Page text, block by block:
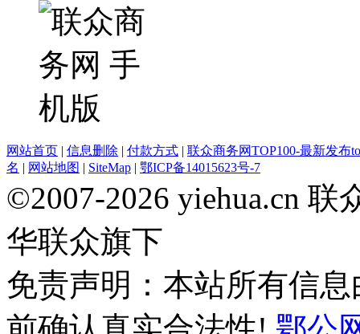
网站首页 | 信息删除 | 付款方式 | 联众商务网TOP100-最新发布
名 | 网站地图 | SiteMap | 鄂ICP备14015623号-7
©2007-2026 yiehua.cn
华联众旗下
免责声明：本站所有信